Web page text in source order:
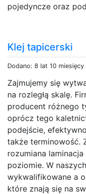
pojedyncze oraz
Klej tapicerski
Dodano: 8 lat 10 miesięcy
Zajmujemy się
na rozległą skalę.
producent różnego
oprócz tego
podejście,
także terminowość.
rozumiana
poziomie. W
wykwalifikowane a
które znają się na